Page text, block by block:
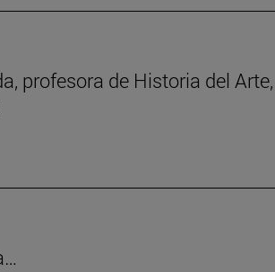
profesora de Historia del Arte,